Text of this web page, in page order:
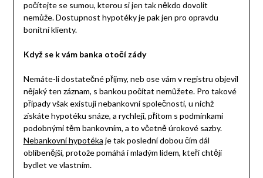
počítejte se sumou, kterou si jen tak někdo dovolit
nemůže. Dostupnost hypotéky je pak jen pro opravdu
bonitní klienty.
Když se k vám banka otočí zády
Nemáte-li dostatečné příjmy, neb ose vám v registru objevil
nějaký ten záznam, s bankou počítat nemůžete. Pro takové
případy však existují nebankovní společnosti, u nichž
získáte hypotéku snáze, a rychleji, přitom s podmínkami
podobnými těm bankovním, a to včetně úrokové sazby.
Nebankovní hypotéka je tak poslední dobou čím dál
oblíbenější, protože pomáhá i mladým lidem, kteří chtějí
bydlet ve vlastním.